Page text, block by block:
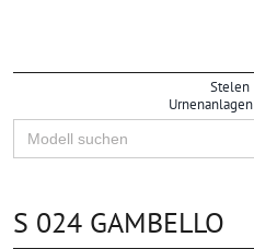
Stelen
Urnenanlagen
Search
for:
S 024 GAMBELLO